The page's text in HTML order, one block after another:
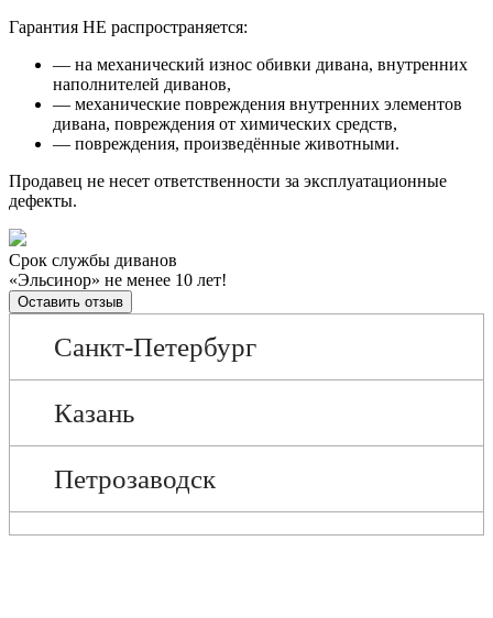
Гарантия НЕ распространяется:
— на механический износ обивки дивана, внутренних
наполнителей диванов,
— механические повреждения внутренних элементов
дивана, повреждения от химических средств,
— повреждения, произведённые животными.
Продавец не несет ответственности за эксплуатационные
дефекты.
Срок службы диванов
«Эльсинор» не менее 10 лет!
Оставить отзыв
Санкт-Петербург
Казань
Петрозаводск
Череповец